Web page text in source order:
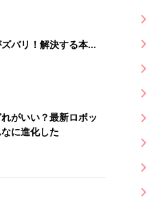
バリ！解決する本
秋号』 4カ月～2才
がいい？最新ロボッ
に進化した